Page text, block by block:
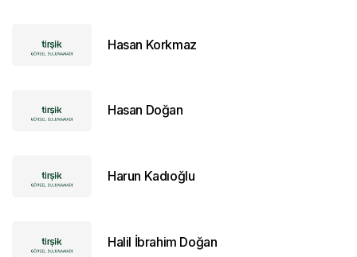
Hasan Korkmaz
Hasan Doğan
Harun Kadıoğlu
Halil İbrahim Doğan